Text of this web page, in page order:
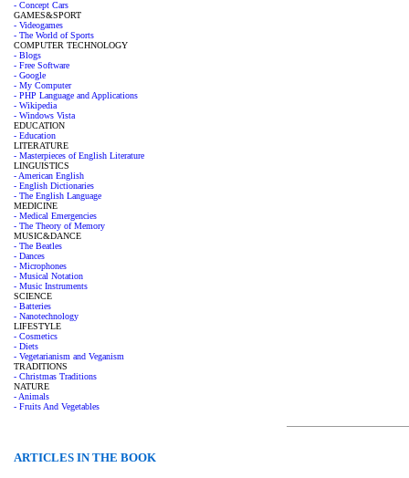
- Concept Cars
GAMES&SPORT
- Videogames
- The World of Sports
COMPUTER TECHNOLOGY
- Blogs
- Free Software
- Google
- My Computer
- PHP Language and Applications
- Wikipedia
- Windows Vista
EDUCATION
- Education
LITERATURE
- Masterpieces of English Literature
LINGUISTICS
- American English
- English Dictionaries
- The English Language
MEDICINE
- Medical Emergencies
- The Theory of Memory
MUSIC&DANCE
- The Beatles
- Dances
- Microphones
- Musical Notation
- Music Instruments
SCIENCE
- Batteries
- Nanotechnology
LIFESTYLE
- Cosmetics
- Diets
- Vegetarianism and Veganism
TRADITIONS
- Christmas Traditions
NATURE
- Animals
- Fruits And Vegetables
ARTICLES IN THE BOOK